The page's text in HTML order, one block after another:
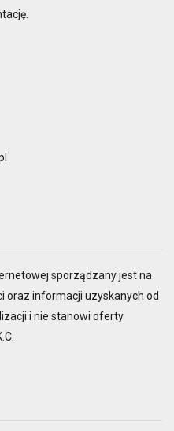
sporządzany jest na
oraz informacji uzyskanych od
i nie stanowi oferty